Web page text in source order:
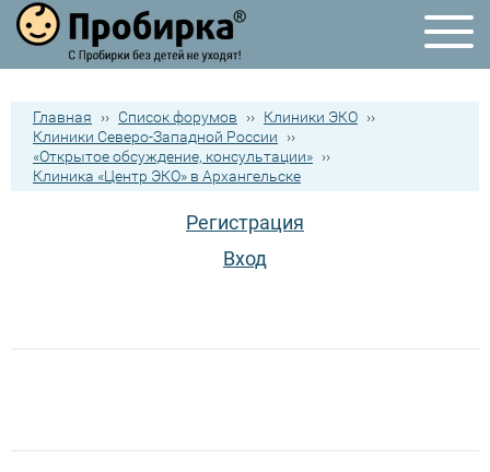
Главная ›› Список форумов ›› Клиники ЭКО ››
Клиники Северо-Западной России
››
«Открытое обсуждение, консультации» ››
Клиника «Центр ЭКО» в Архангельске
Регистрация
Вход